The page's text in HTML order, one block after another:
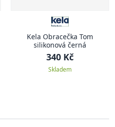
Kela Obracečka Tom
silikonová černá
340 Kč
Skladem